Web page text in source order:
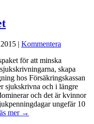
| Kommentera
för att minska
skapa
hos Försäkringskassan
sjukskrivna och i längre
och det är kvinnor
ungefär 10
mer →